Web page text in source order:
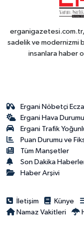
sadelik ve modernizmi
insanlara haber
Ergani Nöbetçi
Ergani Hava Durumu
Ergani Trafik
Puan Durumu ve
Tüm Manşetler
Son Dakika
Haber Arşivi
İletişim Künye
Namaz Vakitleri